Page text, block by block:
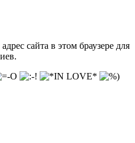
сайта в этом браузере для